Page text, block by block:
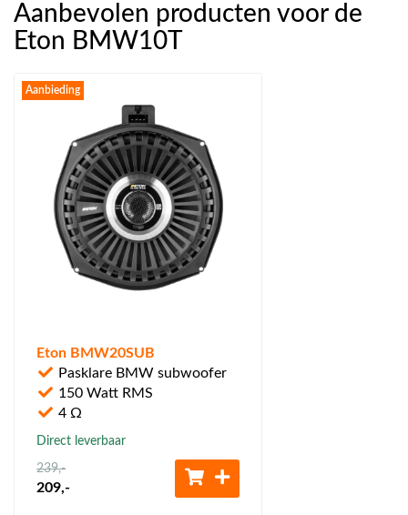
Aanbevolen producten voor de
Eton BMW10T
Aanbieding
Eton BMW20SUB
Pasklare BMW subwoofer
150 Watt RMS
4 Ω
Direct leverbaar
239,-
209,-